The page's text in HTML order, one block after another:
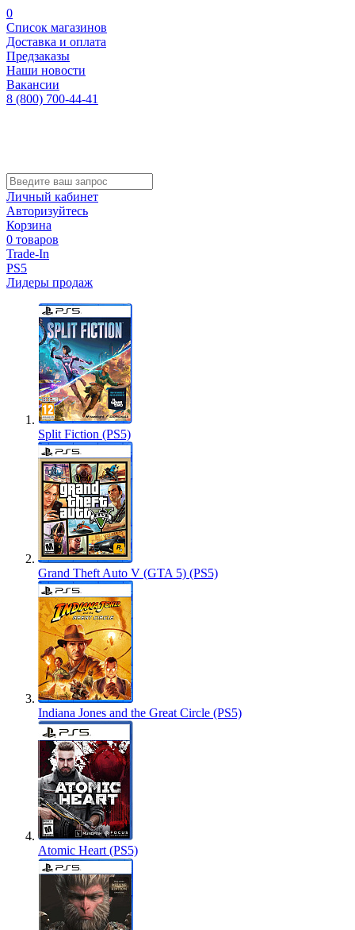
0
Список магазинов
Доставка и оплата
Предзаказы
Наши новости
Вакансии
8 (800) 700-44-41
Личный кабинет
Авторизуйтесь
Корзина
0 товаров
Trade-In
PS5
Лидеры продаж
Split Fiction (PS5)
Grand Theft Auto V (GTA 5) (PS5)
Indiana Jones and the Great Circle (PS5)
Atomic Heart (PS5)